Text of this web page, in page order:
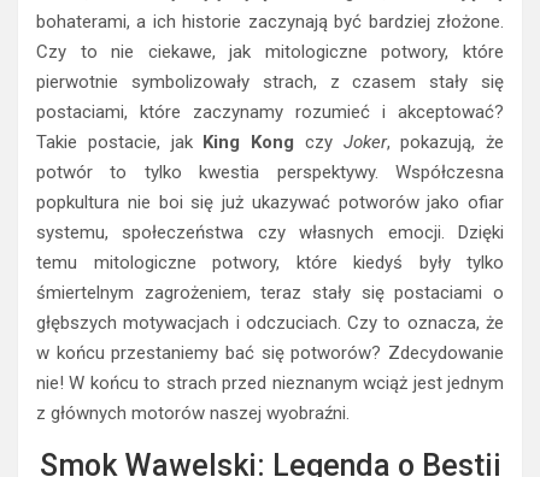
bohaterami, a ich historie zaczynają być bardziej złożone.
Czy to nie ciekawe, jak mitologiczne potwory, które
pierwotnie symbolizowały strach, z czasem stały się
postaciami, które zaczynamy rozumieć i akceptować?
Takie postacie, jak
King Kong czy Joker, pokazują, że
potwór to tylko kwestia perspektywy. Współczesna
popkultura nie boi się już ukazywać potworów jako ofiar
systemu, społeczeństwa czy własnych emocji. Dzięki
temu mitologiczne potwory, które kiedyś były tylko
śmiertelnym zagrożeniem, teraz stały się postaciami o
głębszych motywacjach i odczuciach. Czy to oznacza, że
w końcu przestaniemy bać się potworów? Zdecydowanie
nie! W końcu to strach przed nieznanym wciąż jest jednym
z głównych motorów naszej wyobraźni.
Smok Wawelski: Legenda o Bestii